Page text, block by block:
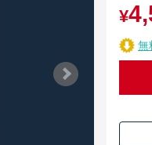
¥
無